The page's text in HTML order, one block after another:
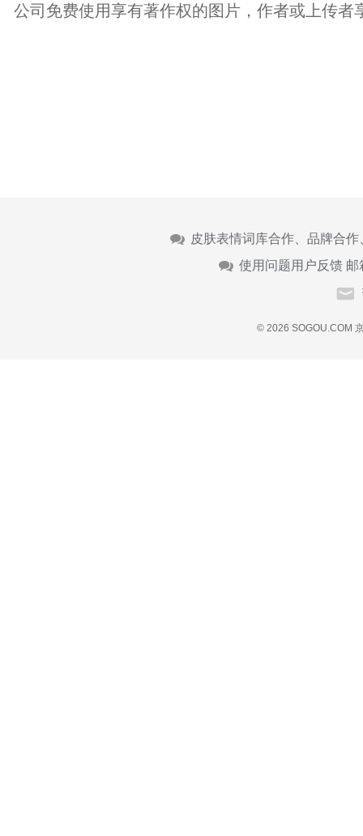
公司免费使用享有著作权的图片，作者或上传者
皮肤表情词库合作、品牌合
使用问题用户反馈 邮
© 2026 SOGOU.COM